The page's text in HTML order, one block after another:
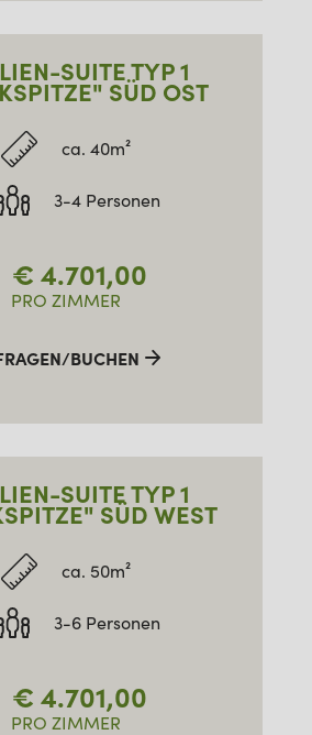
SUITE TYP 1
SÜD OST
ca. 40m²
3-4 Personen
€4.701,00
PRO ZIMMER
BUCHEN
SUITE TYP 1
SÜD WEST
ca. 50m²
3-6 Personen
€4.701,00
PRO ZIMMER